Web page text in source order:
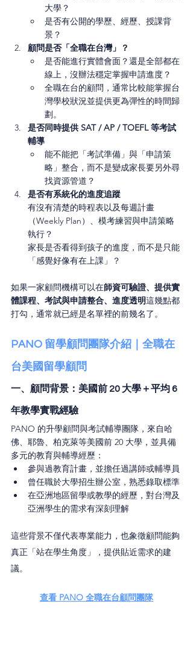
大學？
是否有公開的學歷、經歷、授課背
景？
顧問是否「全職在台灣」？
是否能進行實體會面？還是全部都在
線上，沒辦法穩定掌握申請進度？
全職在台的顧問，通常比較能掌握台
灣學校狀況並提供更為彈性的時間歸
劃。
是否同時提供 SAT / AP / TOEFL 等考試
輔導
能不能把「考試準備」與「申請策
略」整合，而不是變成家長要另外尋
找資源管道？
是否有系統化的進度追蹤
有沒有清楚的時程表以及每週計畫
（Weekly Plan）、模考練習與申請策略
執行？
家長是否看得到孩子的進度，而不是只能
「感覺好像有在上課」？
如果一家顧問機構可以在師資可驗證、提供實
體課程、考試與申請整合、進度透明這幾點都
打勾，通常就已經是名單裡的前幾名了。
PANO 留學顧問團隊介紹｜全職在
台美國留學顧問
一、顧問背景：美國前 20 大學＋平均 6
年教學實戰經驗
PANO 的升學顧問與考試輔導團隊，來自哈
佛、耶魯、柏克萊等美國前 20 大學，並具備
多元的教育與輔導經歷：
參與過教育計畫，並擔任過講師或輔導員
曾任職於大學招生辦公室，熟悉錄取標準
在亞洲地區留學或教學的經歷，對台灣及
亞洲學生的需求有深刻理解
這些背景不僅代表專業能力，也象徵顧問能夠
真正「站在學生角度」，提供貼近需求的建
議。
查看 PANO 全職在台顧問團隊